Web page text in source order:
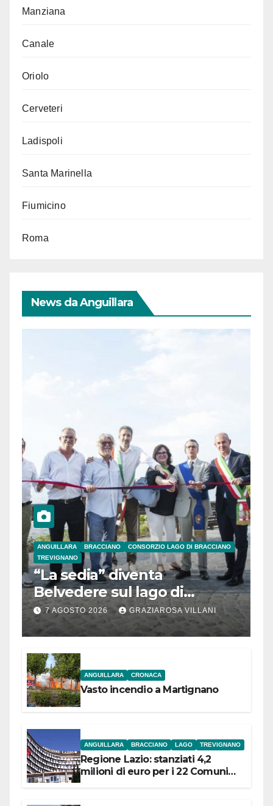
Manziana
Canale
Oriolo
Cerveteri
Ladispoli
Santa Marinella
Fiumicino
Roma
News da Anguillara
ANGUILLARA BRACCIANO
CONSORZIO LAGO DI BRACCIANO
TREVIGNANO
“La sedia” diventa
Belvedere sul lago di
Bracciano: ieri
l’inaugurazione
7 AGOSTO 2026 GRAZIAROSA VILLANI
ANGUILLARA CRONACA
Vasto incendio a Martignano
ANGUILLARA BRACCIANO LAGO TREVIGNANO
Regione Lazio: stanziati 4,2
milioni di euro per i 22 Comuni